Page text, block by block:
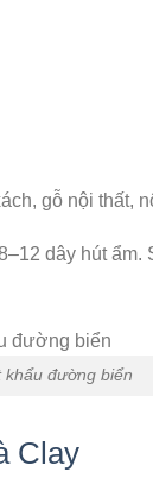
gỗ nội thất,
dây hút ẩm.
khẩu đường biển
Clay